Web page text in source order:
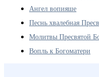
Ангел вопияше
Песнь хвалебная
Молитвы Пресвятой
Вопль к Богоматери